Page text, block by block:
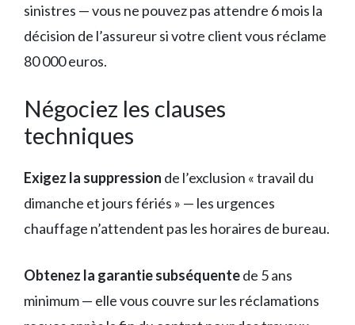
sinistres — vous ne pouvez pas attendre 6 mois la
décision de l’assureur si votre client vous réclame
80 000 euros.
Négociez les clauses
techniques
Exigez la suppression de l’exclusion « travail du
dimanche et jours fériés » — les urgences
chauffage n’attendent pas les horaires de bureau.
Obtenez la garantie subséquentede 5 ans
minimum — elle vous couvre sur les réclamations